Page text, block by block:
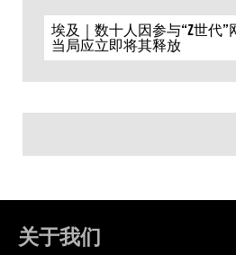
埃及｜数十人因参与“Z世代”
当局应立即将其释放
关于我们